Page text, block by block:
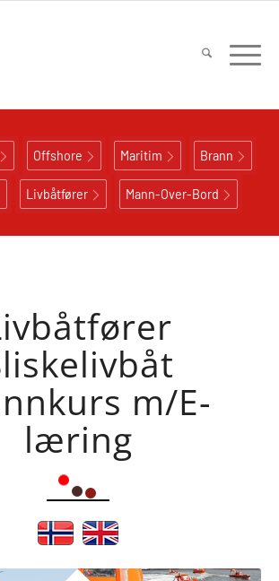
Offshore Maritim Brann
Livbåtfører Mann-Over-Bord
m/E-
læring